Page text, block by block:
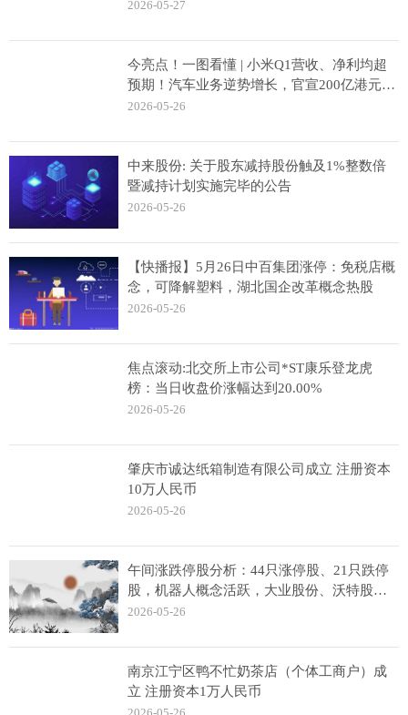
公
2026-05-27
今亮点！一图看懂 | 小米Q1营收、净利均超
预期！汽车业务逆势增长，官宣200亿港元回
购计划
2026-05-26
中来股份: 关于股东减持股份触及1%整数倍
暨减持计划实施完毕的公告
2026-05-26
【快播报】5月26日中百集团涨停：免税店概
念，可降解塑料，湖北国企改革概念热股
2026-05-26
焦点滚动:北交所上市公司*ST康乐登龙虎
榜：当日收盘价涨幅达到20.00%
2026-05-26
肇庆市诚达纸箱制造有限公司成立 注册资本
10万人民币
2026-05-26
午间涨跌停股分析：44只涨停股、21只跌停
股，机器人概念活跃，大业股份、沃特股份
涨停 今热点
2026-05-26
南京江宁区鸭不忙奶茶店（个体工商户）成
立 注册资本1万人民币